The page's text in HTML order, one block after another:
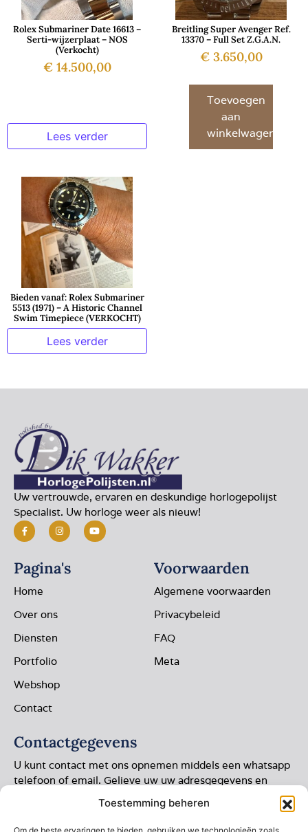
Toestemming beheren
Rolex Submariner Date 16613 –
Serti-wijzerplaat – NOS
(Verkocht)
€14.500,00
Lees verder
Breitling Super Avenger Ref.
13370 – Full Set Z.G.A.N.
€3.650,00
Toevoegen
aan
winkelwagen
Bieden vanaf: Rolex Submariner
5513 (1971) – A Historic Channel
Swim Timepiece (VERKOCHT)
Lees verder
Uw vertrouwde, ervaren en deskundige horlogepolijst
Specialist. Uw horloge weer als nieuw!
Pagina's
Home
Over ons
Diensten
Portfolio
Webshop
Contact
Voorwaarden
Algemene voorwaarden
Privacybeleid
FAQ
Meta
Contactgegevens
U kunt contact met ons opnemen middels een whatsapp
telefoon of email. Gelieve uw uw adresgegevens en